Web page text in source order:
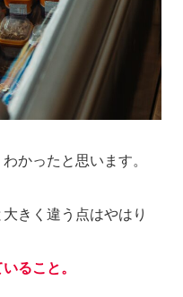
かったと思います。
きく違う点はやはり
ること。